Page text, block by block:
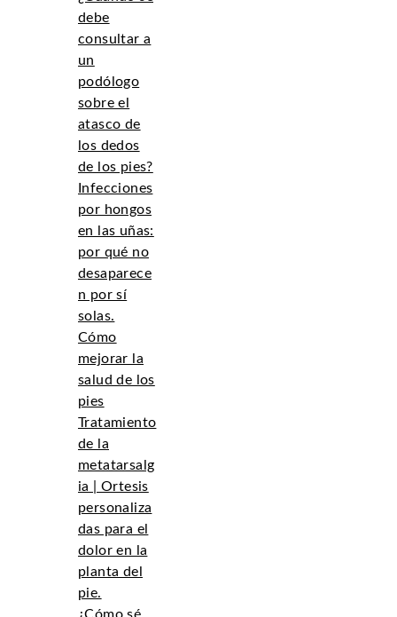
debe
consultar a
un
podólogo
sobre el
atasco de
los dedos
de los pies?
Infecciones
por hongos
en las uñas:
por qué no
desaparece
n por sí
solas.
Cómo
mejorar la
salud de los
pies
Tratamiento
de la
metatarsalg
ia | Ortesis
personaliza
das para el
dolor en la
planta del
pie.
¿Cómo sé